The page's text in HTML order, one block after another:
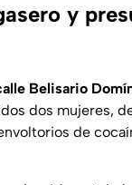
y
Belisario
dos mujeres,
de